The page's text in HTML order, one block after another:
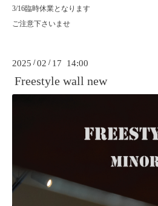
3/16臨時休業となります
ご注意下さいませ
2025 /02 / 17 14:00
Freestyle wall new